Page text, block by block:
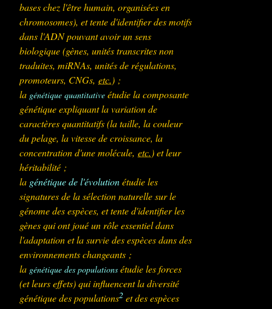
bases chez l'être humain, organisées en
chromosomes), et tente d'identifier des motifs
dans l'ADN pouvant avoir un sens
biologique (gènes, unités transcrites non
traduites, miRNAs, unités de régulations,
promoteurs, CNGs, etc.) ;
la génétique quantitative étudie la composante
génétique expliquant la variation de
caractères quantitatifs (la taille, la couleur
du pelage, la vitesse de croissance, la
concentration d'une molécule, etc.) et leur
héritabilité ;
la génétique de l'évolutionétudie les
signatures de la sélection naturelle sur le
génome des espèces, et tente d'identifier les
gènes qui ont joué un rôle essentiel dans
l'adaptation et la survie des espèces dans des
environnements changeants ;
la génétique des populations étudie les forces
(et leurs effets) qui influencent la diversité
génétique des populations2 et des espèces